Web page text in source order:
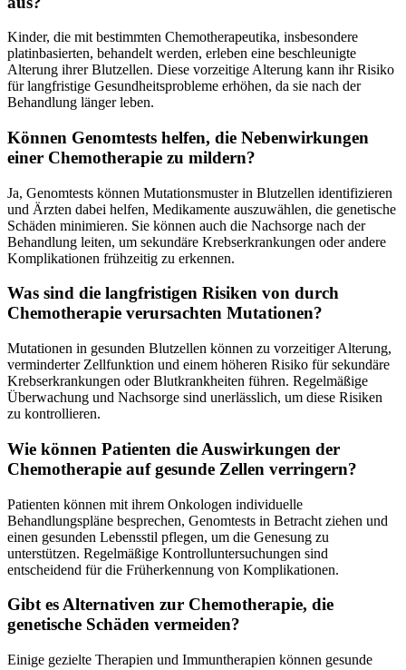
Kinder, die mit bestimmten Chemotherapeutika, insbesondere
platinbasierten, behandelt werden, erleben eine beschleunigte
Alterung ihrer Blutzellen. Diese vorzeitige Alterung kann ihr Risiko
für langfristige Gesundheitsprobleme erhöhen, da sie nach der
Behandlung länger leben.
Können Genomtests helfen, die Nebenwirkungen
einer Chemotherapie zu mildern?
Ja, Genomtests können Mutationsmuster in Blutzellen identifizieren
und Ärzten dabei helfen, Medikamente auszuwählen, die genetische
Schäden minimieren. Sie können auch die Nachsorge nach der
Behandlung leiten, um sekundäre Krebserkrankungen oder andere
Komplikationen frühzeitig zu erkennen.
Was sind die langfristigen Risiken von durch
Chemotherapie verursachten Mutationen?
Mutationen in gesunden Blutzellen können zu vorzeitiger Alterung,
verminderter Zellfunktion und einem höheren Risiko für sekundäre
Krebserkrankungen oder Blutkrankheiten führen. Regelmäßige
Überwachung und Nachsorge sind unerlässlich, um diese Risiken
zu kontrollieren.
Wie können Patienten die Auswirkungen der
Chemotherapie auf gesunde Zellen verringern?
Patienten können mit ihrem Onkologen individuelle
Behandlungspläne besprechen, Genomtests in Betracht ziehen und
einen gesunden Lebensstil pflegen, um die Genesung zu
unterstützen. Regelmäßige Kontrolluntersuchungen sind
entscheidend für die Früherkennung von Komplikationen.
Gibt es Alternativen zur Chemotherapie, die
genetische Schäden vermeiden?
Einige gezielte Therapien und Immuntherapien können gesunde